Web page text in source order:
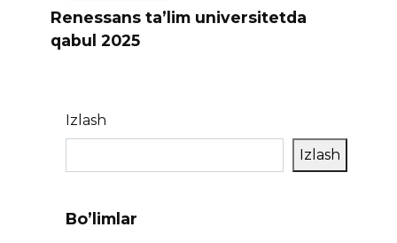
Renessans ta’lim universitetda
qabul 2025
Izlash
Izlash
Bo’limlar